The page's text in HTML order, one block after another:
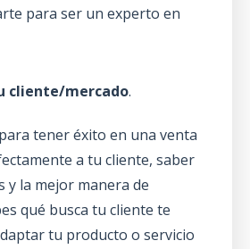
para ser un experto en
cliente/mercado.
tener éxito en una venta
a tu cliente, saber
y la mejor manera de
qué busca tu cliente te
tu producto o servicio